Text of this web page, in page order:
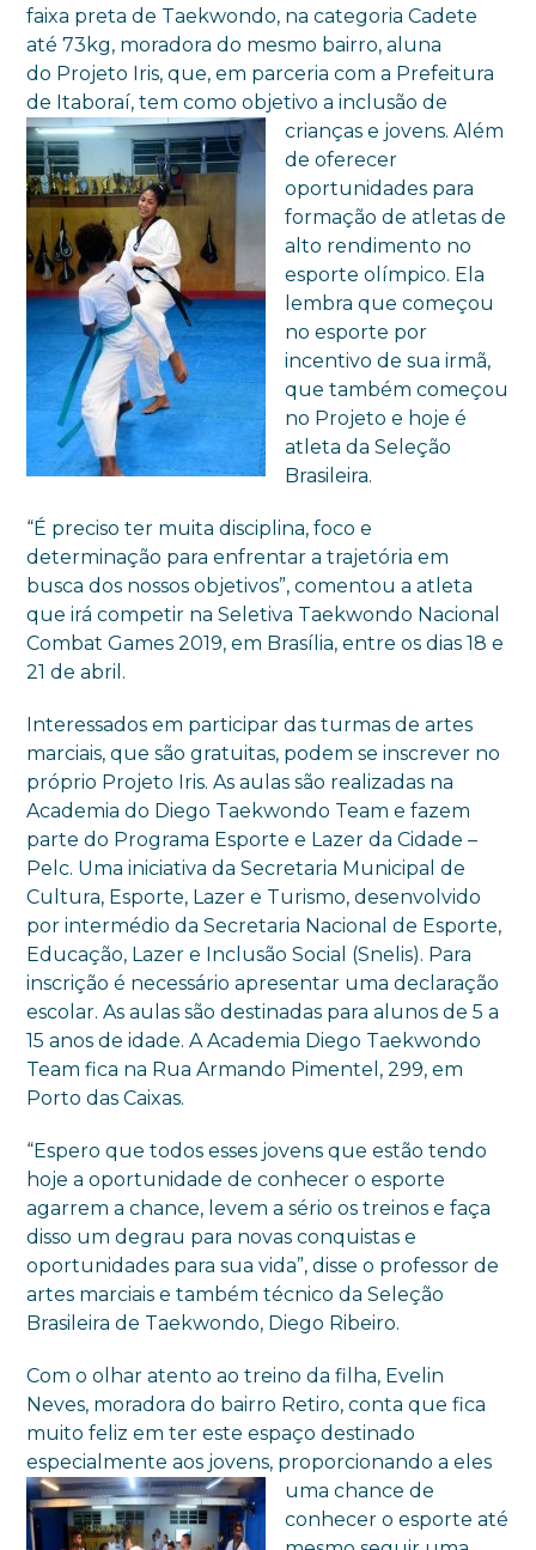
faixa preta de Taekwondo, na categoria Cadete
até 73kg, moradora do mesmo bairro, aluna
do Projeto Iris, que, em parceria com a Prefeitura
de Itaboraí, tem como objetivo a inclusão de
crianças e jovens. Além
de oferecer
oportunidades para
formação de atletas de
alto rendimento no
esporte olímpico. Ela
lembra que começou
no esporte por
incentivo de sua irmã,
que também começou
no Projeto e hoje é
atleta da Seleção
Brasileira.
“É preciso ter muita disciplina, foco e
determinação para enfrentar a trajetória em
busca dos nossos objetivos”, comentou a atleta
que irá competir na Seletiva Taekwondo Nacional
Combat Games 2019, em Brasília, entre os dias 18 e
21 de abril.
Interessados em participar das turmas de artes
marciais, que são gratuitas, podem se inscrever no
próprio Projeto Iris. As aulas são realizadas na
Academia do Diego Taekwondo Team e fazem
parte do Programa Esporte e Lazer da Cidade –
Pelc. Uma iniciativa da Secretaria Municipal de
Cultura, Esporte, Lazer e Turismo, desenvolvido
por intermédio da Secretaria Nacional de Esporte,
Educação, Lazer e Inclusão Social (Snelis). Para
inscrição é necessário apresentar uma declaração
escolar. As aulas são destinadas para alunos de 5 a
15 anos de idade. A Academia Diego Taekwondo
Team fica na Rua Armando Pimentel, 299, em
Porto das Caixas.
“Espero que todos esses jovens que estão tendo
hoje a oportunidade de conhecer o esporte
agarrem a chance, levem a sério os treinos e faça
disso um degrau para novas conquistas e
oportunidades para sua vida”, disse o professor de
artes marciais e também técnico da Seleção
Brasileira de Taekwondo, Diego Ribeiro.
Com o olhar atento ao treino da filha, Evelin
Neves, moradora do bairro Retiro, conta que fica
muito feliz em ter este espaço destinado
especialmente aos jovens, proporcionando a eles
uma chance de
conhecer o esporte até